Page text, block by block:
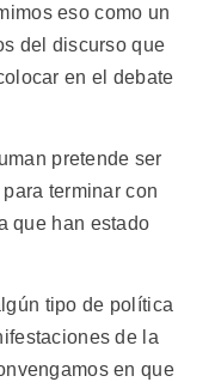
eso como un
del discurso que
en el debate
pretende ser
terminar con
que han estado
tipo de política
de la
en que